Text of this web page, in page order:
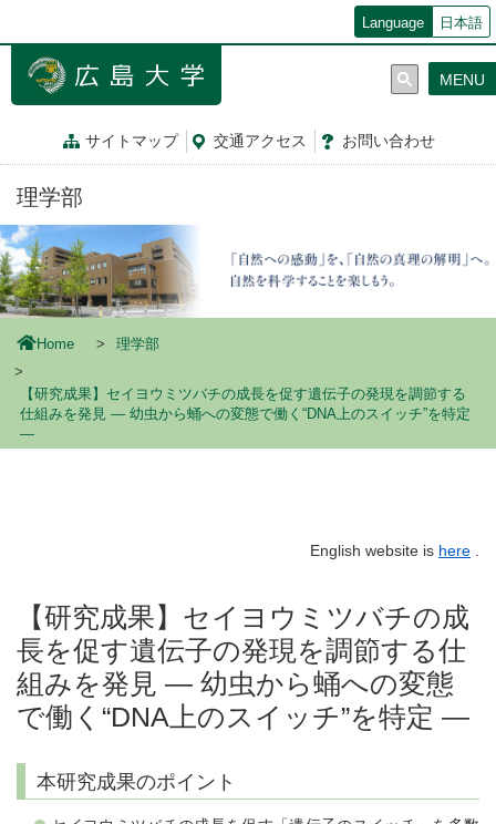
ン
動
Language 日本語
サイトマップ 交通アクセス お問い合わせ
MENU
理学部
Home 理学部
【研究成果】セイヨウミツバチの成長を促す遺伝子の発現を調節する
仕組みを発見 ― 幼虫から蛹への変態で働く“DNA上のスイッチ”を特定
―
English website is here
【研究成果】セイヨウミツバチの成
長を促す遺伝子の発現を調節する仕
組みを発見 ― 幼虫から蛹への変態
で働く“DNA上のスイッチ”を特定 ―
本研究成果のポイント